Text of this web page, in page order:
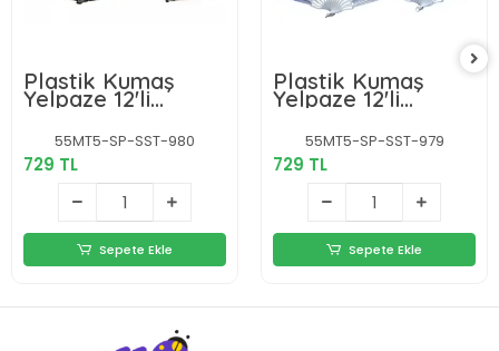
Plastik Kumaş
Yelpaze 12'li
Karışık Ob-052
55MT5-SP-SST-980
729 TL
Sepete Ekle
Plastik Kumaş
Yelpaze 12'li
Karışık Ob-049
55MT5-SP-SST-979
729 TL
Sepete Ekle